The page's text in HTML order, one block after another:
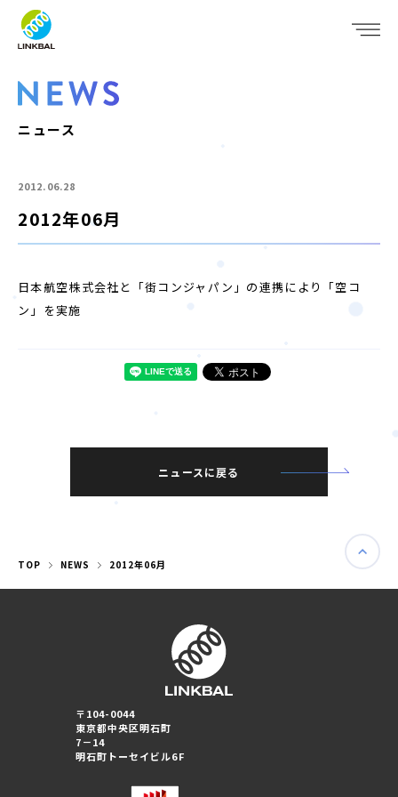
WHO WE ARE
SERVICE
IR
NEWS
婚活パーティー（東京）
婚活パーティー（大阪）
JP
ニュース
2012.06.28
2012年06月
日本航空株式会社と「街コンジャパン」の連携により「空コ
ン」を実施
ニュースに戻る
TOP NEWS 2012年06月
〒104-0044
東京都中央区明石町
7－14
明石町トーセイビル6F